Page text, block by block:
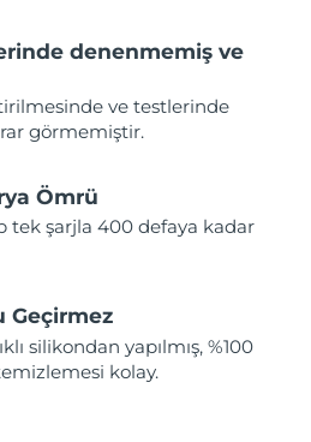
denenmemiş ve
ve testlerinde
görmemiştir.
Ömrü
tek şarjla 400 defaya kadar
Geçirmez
silikondan yapılmış, %100
kolay.